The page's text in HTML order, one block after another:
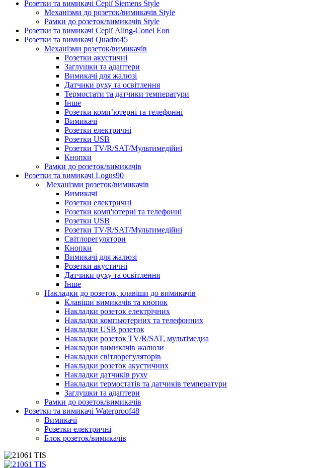
Розетки та вимикачі Серії Siemens Style
Механізми до розеток/вимикачів Style
Рамки до розеток/вимикачів Style
Розетки та вимикачі Серії Aling-Conel Eon
Розетки та вимикачі Quadro45
Механізми розеток/вимикачів
Розетки акустичні
Заглушки та адаптери
Вимикачі для жалюзі
Датчики руху та освітлення
Термостати та датчики температури
Інше
Розетки комп’ютерні та телефонні
Вимикачі
Розетки електричні
Розетки USB
Розетки TV/R/SAT/Мультимедійні
Кнопки
Рамки до розеток/вимикачів
Розетки та вимикачі Logus90
Механізми розеток/вимикачів
Вимикачі
Розетки електричні
Розетки комп'ютерні та телефонні
Розетки USB
Розетки TV/R/SAT/Мультимедійні
Світлорегулятори
Кнопки
Вимикачі для жалюзі
Розетки акустичні
Датчики руху та освітлення
Інше
Накладки до розеток, клавіши до вимикачів
Клавіши вимикачів та кнопок
Накладки розеток електрічних
Накладки компьютерних та телефонних
Накладки USB розеток
Накладки розеток TV/R/SAT, мультімедиа
Накладки вимикачів жалюзи
Накладки світлорегуляторів
Накладки розеток акустичних
Накладки датчиків руху
Накладки термостатів та датчиків температури
Заглушки та адаптери
Рамки до розеток/вимикачів
Розетки та вимикачі Waterproof48
Вимикачі
Розетки електричні
Блок розеток/вимикачів